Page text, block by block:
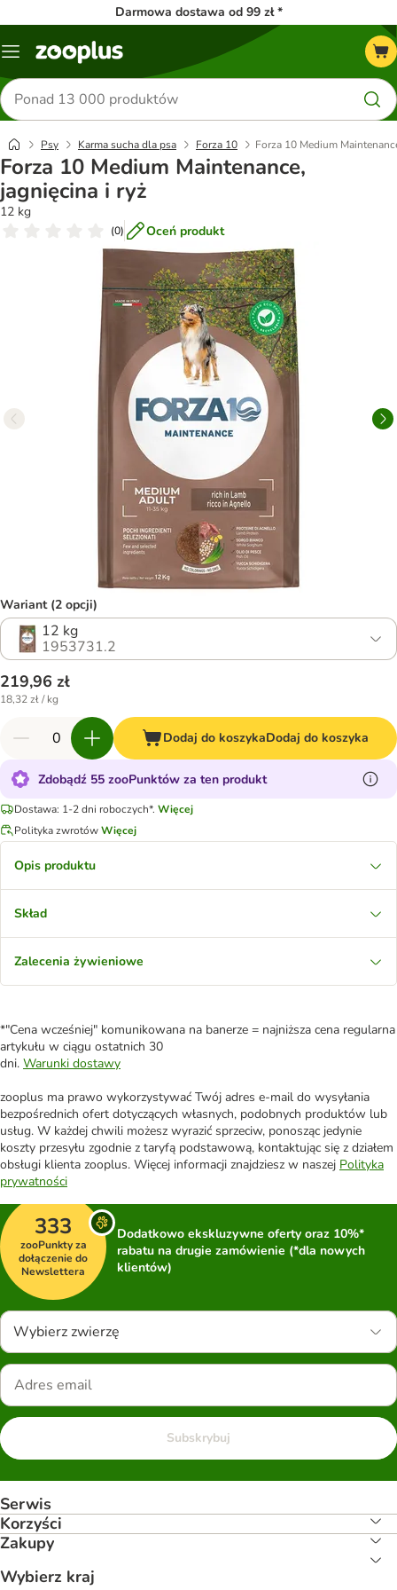
Darmowa dostawa od 99 zł *
Menu
Szukaj
produktów
Psy Karma sucha dla psa Forza 10 Forza 10 Medium
Forza 10 Medium Maintenance,
jagnięcina i ryż
12 kg
(0) Oceń produkt
Wariant (2 opcji)
12 kg
1953731.2
219,96 zł
18,32 zł / kg
Dodaj do koszykaDodaj do koszyka
Zdobądź 55 zooPunktów za ten produkt
Dostawa: 1-2 dni roboczych*. Więcej
Polityka zwrotówWięcej
Opis produktu
Skład
Zalecenia żywieniowe
*"Cena wcześniej" komunikowana na banerze = najniższa cena regularna
artykułu w ciągu ostatnich 30
dni. Warunki dostawy
zooplus ma prawo wykorzystywać Twój adres e-mail do wysyłania
bezpośrednich ofert dotyczących własnych, podobnych produktów lub
usług. W każdej chwili możesz wyrazić sprzeciw, ponosząc jedynie
koszty przesyłu zgodnie z taryfą podstawową, kontaktując się z działem
obsługi klienta zooplus. Więcej informacji znajdziesz w naszej Polityka
prywatności
333
zooPunkty za
dołączenie do
Newslettera
Dodatkowo ekskluzywne oferty oraz 10%*
rabatu na drugie zamówienie (*dla nowych
klientów)
Wybierz zwierzę
Subskrybuj
Serwis
Korzyści
Zakupy
Wybierz kraj